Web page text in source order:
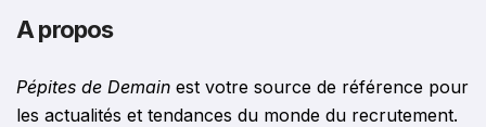
A propos
Pépites de Demain est votre source de référence pour
les actualités et tendances du monde du recrutement.